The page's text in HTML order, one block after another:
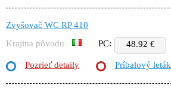
Zvyšovač WC RP 410
Krajina pôvodu
PC: 48.92 €
Pozrieť detaily Príbalový leták